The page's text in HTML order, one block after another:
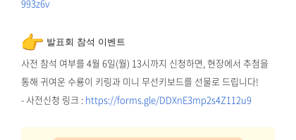
993z6v
발표회 참석 이벤트
사전 참석 여부를 4월 6일(월) 13시까지 신청하면, 현장에서 추첨을
통해 귀여운 수룡이 키링과 미니 무선키보드를 선물로 드립니다!
- 사전신청 링크 : https://forms.gle/DDXnE3mp2s4Z112u9